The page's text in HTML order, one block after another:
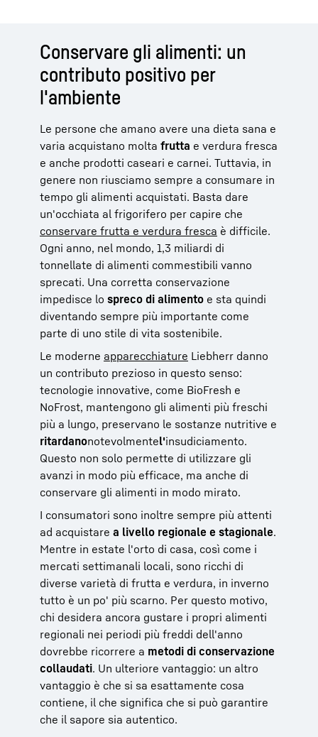
Conservare gli alimenti: un
contributo positivo per
l'ambiente
Le persone che amano avere una dieta sana e
varia acquistano molta frutta e verdura fresca
e anche prodotti caseari e carnei. Tuttavia, in
genere non riusciamo sempre a consumare in
tempo gli alimenti acquistati. Basta dare
un'occhiata al frigorifero per capire che
conservare frutta e verdura fresca è difficile.
Ogni anno, nel mondo, 1,3 miliardi di
tonnellate di alimenti commestibili vanno
sprecati. Una corretta conservazione
impedisce lo spreco di alimento e sta quindi
diventando sempre più importante come
parte di uno stile di vita sostenibile.
Le moderne apparecchiature Liebherr danno
un contributo prezioso in questo senso:
tecnologie innovative, come BioFresh e
NoFrost, mantengono gli alimenti più freschi
più a lungo, preservano le sostanze nutritive e
ritardanonotevolmentel'insudiciamento.
Questo non solo permette di utilizzare gli
avanzi in modo più efficace, ma anche di
conservare gli alimenti in modo mirato.
I consumatori sono inoltre sempre più attenti
ad acquistare a livello regionale e stagionale.
Mentre in estate l'orto di casa, così come i
mercati settimanali locali, sono ricchi di
diverse varietà di frutta e verdura, in inverno
tutto è un po' più scarno. Per questo motivo,
chi desidera ancora gustare i propri alimenti
regionali nei periodi più freddi dell'anno
dovrebbe ricorrere a metodi di conservazione
collaudati. Un ulteriore vantaggio: un altro
vantaggio è che si sa esattamente cosa
contiene, il che significa che si può garantire
che il sapore sia autentico.